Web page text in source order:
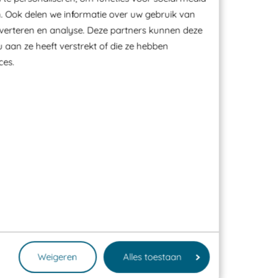
delen we informatie over uw gebruik van
en analyse. Deze partners kunnen deze
ze heeft verstrekt of die ze hebben
Weigeren Alles toestaan